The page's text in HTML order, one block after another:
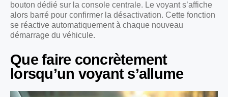
bouton dédié sur la console centrale. Le voyant s’affiche
alors barré pour confirmer la désactivation. Cette fonction
se réactive automatiquement à chaque nouveau
démarrage du véhicule.
Que faire concrètement
lorsqu’un voyant s’allume